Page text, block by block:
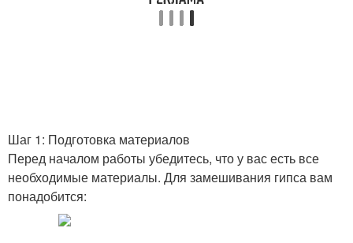
Шаг 1: Подготовка материалов
Перед началом работы убедитесь, что у вас есть все
необходимые материалы. Для замешивания гипса вам
понадобится: